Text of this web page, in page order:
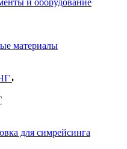
и оборудование
материалы
для симрейсинга